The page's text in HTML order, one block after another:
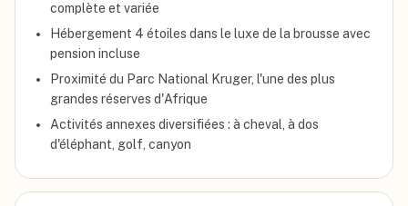
complète et variée
Hébergement 4 étoiles dans le luxe de la brousse avec
pension incluse
Proximité du Parc National Kruger, l'une des plus
grandes réserves d'Afrique
Activités annexes diversifiées : à cheval, à dos
d'éléphant, golf, canyon